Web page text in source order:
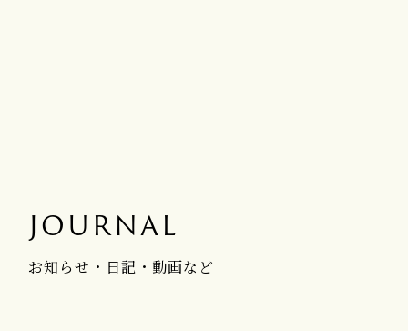
JOURNAL
お知らせ・日記・動画など